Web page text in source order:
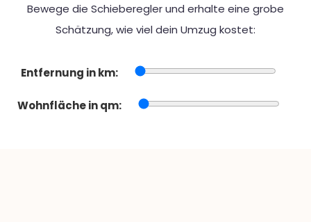
Bewege die Schieberegler und erhalte eine grobe
Schätzung, wie viel dein Umzug kostet:
Entfernung in km:
Wohnfläche in qm: